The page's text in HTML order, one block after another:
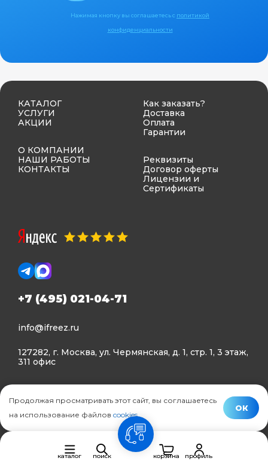
Нажимая кнопку вы соглашаетесь с политикой
конфиденциальности
КАТАЛОГ
УСЛУГИ
АКЦИИ
О КОМПАНИИ
НАШИ РАБОТЫ
КОНТАКТЫ
Как заказать?
Доставка
Оплата
Гарантии
Реквизиты
Договор оферты
Лицензии и
Сертификаты
+7 (495) 021-04-71
info@ifreez.ru
127282, г. Москва, ул. Чермянская, д. 1, стр. 1, 3 этаж,
311 офис
Политика конфиденциальности
Политика использования Cookies
© Ifreez - продажа и установка климатической техники,
каталог поиск
связь
корзина
профиль
Продолжая просматривать этот сайт, вы соглашаетесь
на использование файлов cookies.
ОК